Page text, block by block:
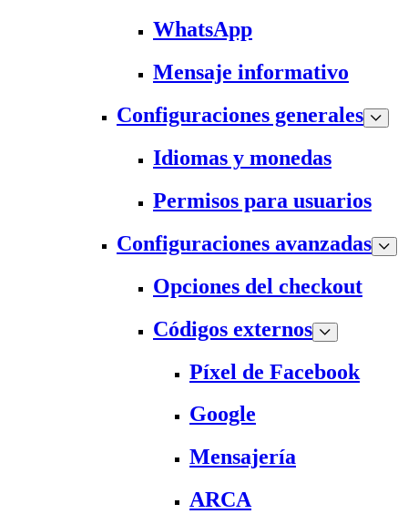
WhatsApp
Mensaje informativo
Configuraciones generales
Idiomas y monedas
Permisos para usuarios
Configuraciones avanzadas
Opciones del checkout
Códigos externos
Píxel de Facebook
Google
Mensajería
ARCA